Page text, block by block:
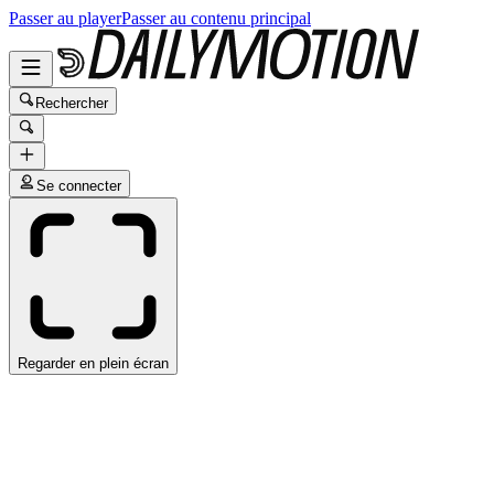
Passer au playerPasser au contenu principal
Rechercher
Se connecter
Regarder en plein écran